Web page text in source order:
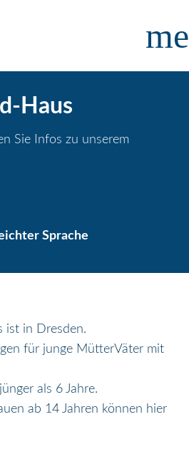
Haus
Sie Infos zu unserem
Sprache
ist in Dresden.
für junge MütterVäter mit
als 6 Jahre.
ab 14 Jahren können hier